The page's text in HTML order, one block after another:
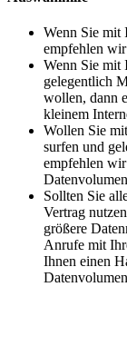
Wenn Sie mit
empfehlen
Wenn Sie mit
gelegentlich
wollen, dann
kleinem
Wollen Sie
surfen und
empfehlen
Sollten Sie
Vertrag
größere
Anrufe mit
Ihnen einen